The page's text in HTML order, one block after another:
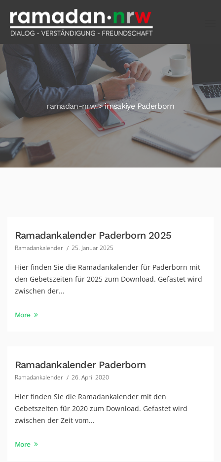
ramadan-nrw>imsakiye Paderborn
Ramadankalender Paderborn 2025
Ramadankalender 25. Januar 2025
Hier finden Sie die Ramadankalender für Paderborn mit
den Gebetszeiten für 2025 zum Download. Gefastet wird
zwischen der...
More
Ramadankalender Paderborn
Ramadankalender 26. April 2020
Hier finden Sie die Ramadankalender mit den
Gebetszeiten für 2020 zum Download. Gefastet wird
zwischen der Zeit vom...
More